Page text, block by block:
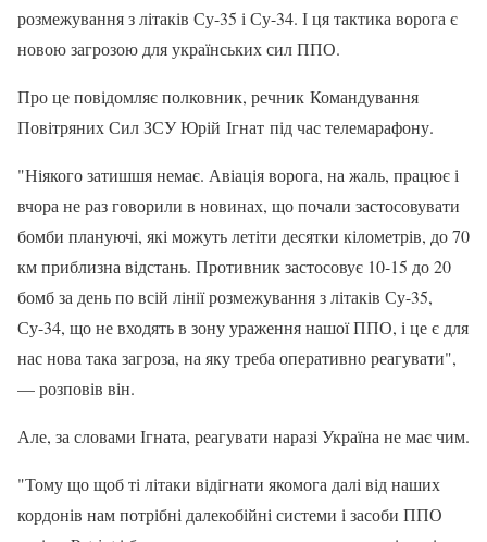
розмежування з літаків Су-35 і Су-34. І ця тактика ворога є
новою загрозою для українських сил ППО.
Про це повідомляє полковник, речник Командування
Повітряних Сил ЗСУ Юрій Ігнат під час телемарафону.
"Ніякого затишшя немає. Авіація ворога, на жаль, працює і
вчора не раз говорили в новинах, що почали застосовувати
бомби плануючі, які можуть летіти десятки кілометрів, до 70
км приблизна відстань. Противник застосовує 10-15 до 20
бомб за день по всій лінії розмежування з літаків Су-35,
Су-34, що не входять в зону ураження нашої ППО, і це є для
нас нова така загроза, на яку треба оперативно реагувати",
— розповів він.
Але, за словами Ігната, реагувати наразі Україна не має чим.
"Тому що щоб ті літаки відігнати якомога далі від наших
кордонів нам потрібні далекобійні системи і засоби ППО